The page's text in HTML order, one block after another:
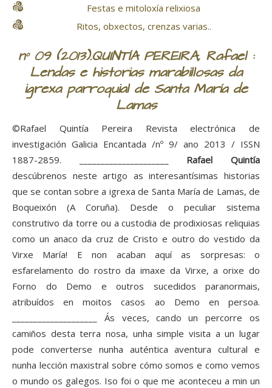
Festas e mitoloxía relixiosa
Ritos, obxectos, crenzas varias..
nº 09 (2013).QUINTÍA PEREIRA, Rafael :
Lendas e historias marabillosas da
igrexa parroquial de Santa María de
Lamas
©Rafael Quintía Pereira Revista electrónica de
investigación Galicia Encantada /nº 9/ ano 2013 / ISSN
1887-2859. _____________________ Rafael Quintía
descúbrenos neste artigo as interesantísimas historias
que se contan sobre a igrexa de Santa María de Lamas, de
Boqueixón (A Coruña). Desde o peculiar sistema
construtivo da torre ou a custodia de prodixiosas reliquias
como un anaco da cruz de Cristo e outro do vestido da
Virxe María! E non acaban aquí as sorpresas: o
esfarelamento do rostro da imaxe da Virxe, a orixe do
Forno do Demo e outros sucedidos paranormais,
atribuídos en moitos casos ao Demo en persoa.
____________________ Ás veces, cando un percorre os
camiños desta terra nosa, unha simple visita a un lugar
pode converterse nunha auténtica aventura cultural e
nunha lección maxistral sobre cómo somos e como vemos
o mundo os galegos. Iso foi o que me aconteceu a min un